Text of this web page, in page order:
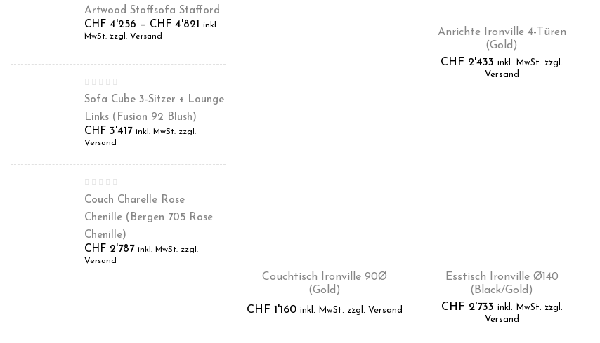
Artwood Stoffsofa Stafford
CHF 4'256 – CHF 4'821
inkl.
MwSt. zzgl. Versand
Sofa Cube 3-Sitzer + Lounge
Links (Fusion 92 Blush)
CHF 3'417 inkl. MwSt. zzgl.
Versand
Couch Charelle Rose
Chenille (Bergen 705 Rose
Chenille)
CHF 2'787 inkl. MwSt. zzgl.
Versand
Anrichte Ironville 4-Türen
(Gold)
CHF 2'433 inkl. MwSt. zzgl.
Versand
Couchtisch Ironville 90Ø
(Gold)
CHF 1'160 inkl. MwSt. zzgl. Versand
Esstisch Ironville Ø140
(Black/Gold)
CHF 2'733 inkl. MwSt. zzgl.
Versand